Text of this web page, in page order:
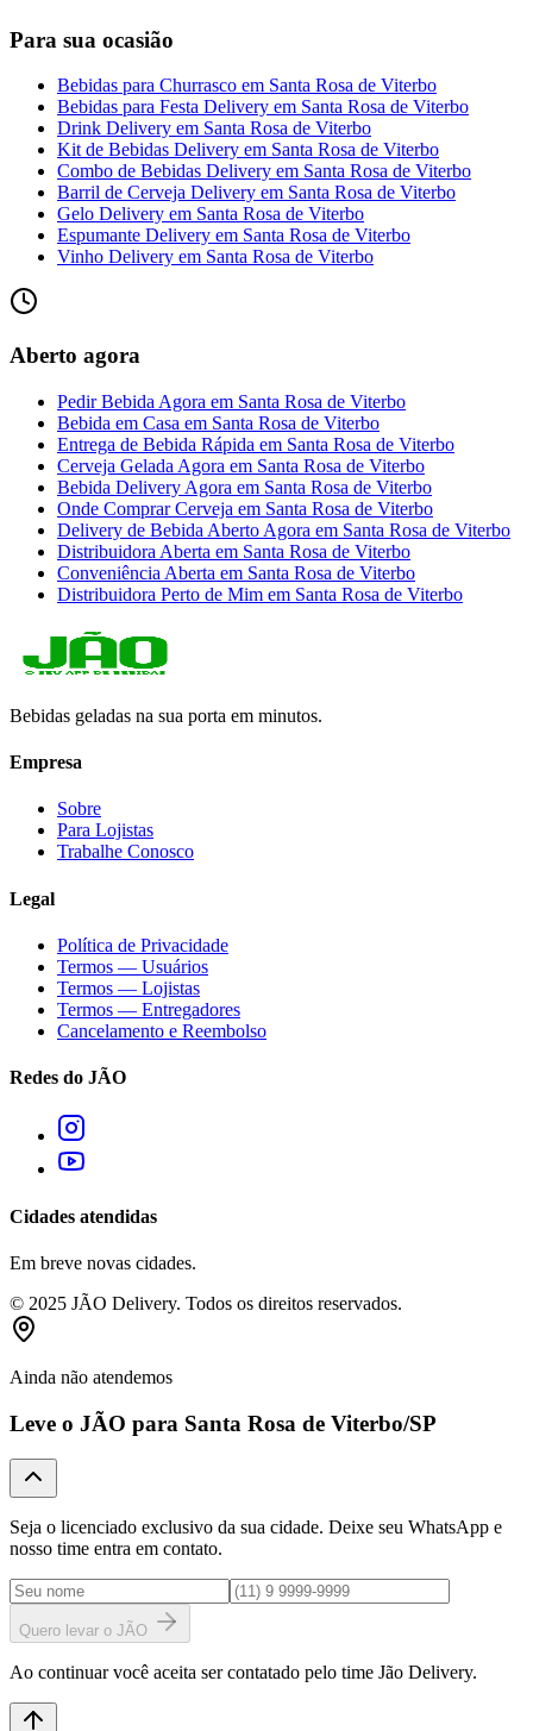
Para sua ocasião
Bebidas para Churrasco em Santa Rosa de Viterbo
Bebidas para Festa Delivery em Santa Rosa de Viterbo
Drink Delivery em Santa Rosa de Viterbo
Kit de Bebidas Delivery em Santa Rosa de Viterbo
Combo de Bebidas Delivery em Santa Rosa de Viterbo
Barril de Cerveja Delivery em Santa Rosa de Viterbo
Gelo Delivery em Santa Rosa de Viterbo
Espumante Delivery em Santa Rosa de Viterbo
Vinho Delivery em Santa Rosa de Viterbo
Aberto agora
Pedir Bebida Agora em Santa Rosa de Viterbo
Bebida em Casa em Santa Rosa de Viterbo
Entrega de Bebida Rápida em Santa Rosa de Viterbo
Cerveja Gelada Agora em Santa Rosa de Viterbo
Bebida Delivery Agora em Santa Rosa de Viterbo
Onde Comprar Cerveja em Santa Rosa de Viterbo
Delivery de Bebida Aberto Agora em Santa Rosa de Viterbo
Distribuidora Aberta em Santa Rosa de Viterbo
Conveniência Aberta em Santa Rosa de Viterbo
Distribuidora Perto de Mim em Santa Rosa de Viterbo
Bebidas geladas na sua porta em minutos.
Empresa
Sobre
Para Lojistas
Trabalhe Conosco
Legal
Política de Privacidade
Termos — Usuários
Termos — Lojistas
Termos — Entregadores
Cancelamento e Reembolso
Redes do JÃO
Cidades atendidas
Em breve novas cidades.
© 2025 JÃO Delivery. Todos os direitos reservados.
Ainda não atendemos
Leve o JÃO para Santa Rosa de Viterbo/SP
Seja o licenciado exclusivo da sua cidade. Deixe seu WhatsApp e
nosso time entra em contato.
Quero levar o JÃO
Ao continuar você aceita ser contatado pelo time Jão Delivery.